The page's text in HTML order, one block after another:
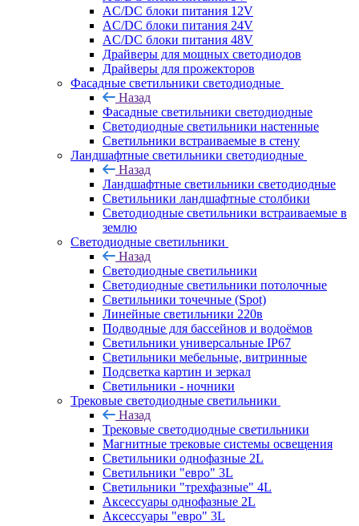
AC/DC блоки питания 12V
AC/DC блоки питания 24V
AC/DC блоки питания 48V
Драйверы для мощных светодиодов
Драйверы для прожекторов
Фасадные светильники светодиодные
Назад
Фасадные светильники светодиодные
Светодиодные светильники настенные
Светильники встраиваемые в стену
Ландшафтные светильники светодиодные
Назад
Ландшафтные светильники светодиодные
Светильники ландшафтные столбики
Светодиодные светильники встраиваемые в
землю
Светодиодные светильники
Назад
Светодиодные светильники
Светодиодные светильники потолочные
Светильники точечные (Spot)
Линейные светильники 220в
Подводные для бассейнов и водоёмов
Светильники универсальные IP67
Светильники мебельные, витринные
Подсветка картин и зеркал
Светильники - ночники
Трековые светодиодные светильники
Назад
Трековые светодиодные светильники
Магнитные трековые системы освещения
Светильники однофазные 2L
Светильники "евро" 3L
Светильники "трехфазные" 4L
Аксессуары однофазные 2L
Аксессуары "евро" 3L